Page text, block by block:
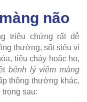
não
triệu chứng rất dễ
thường, sốt siêu vi
tiêu chảy hoặc ho,
bệnh lý viêm màng
thông thường khác,
sau: